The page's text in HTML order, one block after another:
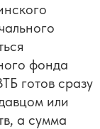
фонда
готов сразу
или
а сумма